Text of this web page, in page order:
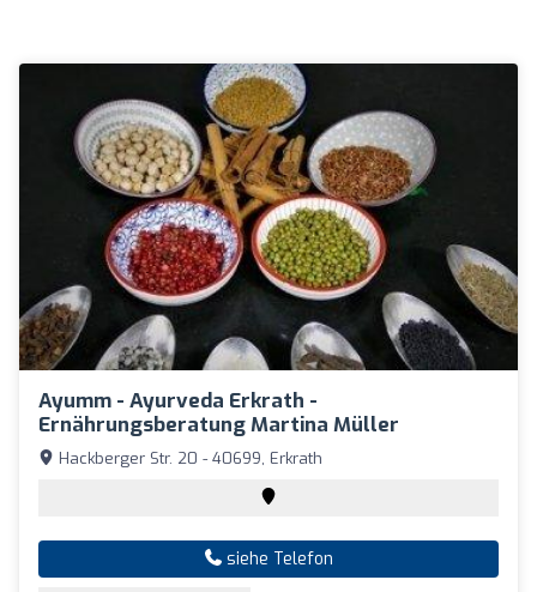
Ayumm - Ayurveda Erkrath -
Ernährungsberatung Martina Müller
Hackberger Str. 20 - 40699, Erkrath
siehe Telefon